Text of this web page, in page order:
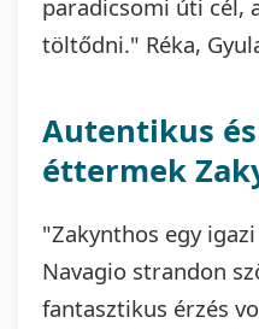
paradicsomi úti cél,
töltődni." Réka,
Autentikus
éttermek
"Zakynthos egy
Navagio strandon
fantasztikus érzés